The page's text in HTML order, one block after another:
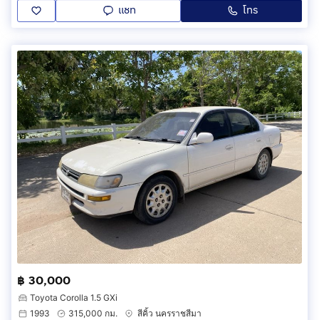
แชท โทร
฿ 30,000
Toyota Corolla 1.5 GXi
1993
315,000 กม.
สีคิ้ว นครราชสีมา